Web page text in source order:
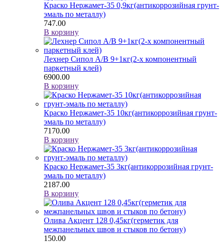
Краско Нержамет-35 0,9кг(антикоррозийная грунт-
эмаль по металлу)
747.00
В корзину
Лехнер Сипол A/B 9+1кг(2-х компонентный
паркетный клей)
6900.00
В корзину
Краско Нержамет-35 10кг(антикоррозийная грунт-
эмаль по металлу)
7170.00
В корзину
Краско Нержамет-35 3кг(антикоррозийная грунт-
эмаль по металлу)
2187.00
В корзину
Олива Акцент 128 0,45кг(герметик для
межпанельных швов и стыков по бетону)
150.00